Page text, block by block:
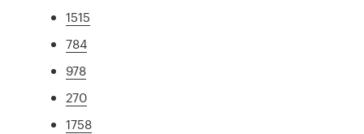
1515
784
978
270
1758